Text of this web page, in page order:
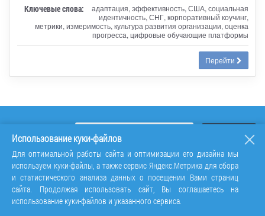
Ключевые слова:
адаптация, эффективность, США, социальная
идентичность, СНГ, корпоративный коучинг,
метрики, измеримость, культура развития организации, оценка
прогресса, цифровые обучающие платформы
Перейти
Использование куки-файлов
Для оптимальной работы сайта и оптимизации его дизайна мы
используем куки-файлы, а также сервис Яндекс.Метрика для сбора
и статистического анализа данных о посещении Вами страниц
сайта. Продолжая использовать сайт, Вы соглашаетесь на
использование куки-файлов и указанного сервиса.